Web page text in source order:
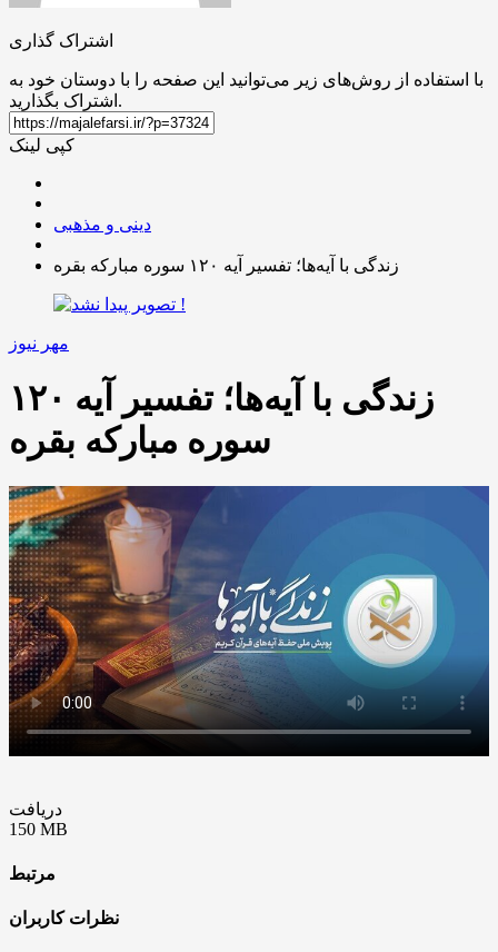
اشتراک گذاری
با استفاده از روش‌های زیر می‌توانید این صفحه را با دوستان خود به
اشتراک بگذارید.
کپی لینک
دینی و مذهبی
زندگی با آیه‌ها؛ تفسیر آیه ۱۲۰ سوره مبارکه بقره
مهر نیوز
زندگی با آیه‌ها؛ تفسیر آیه ۱۲۰
سوره مبارکه بقره
دریافت
150 MB
مرتبط
نظرات کاربران